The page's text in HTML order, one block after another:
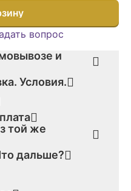
вопрос
и
Условия.
той же
дальше?